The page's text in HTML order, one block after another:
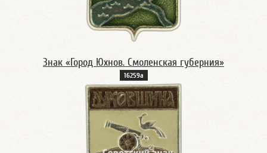
Знак «Город Юхнов. Смоленская губерния»
16259а